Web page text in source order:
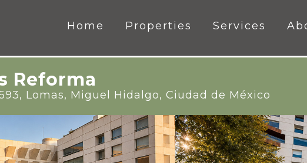
Home Properties Services
Reforma
Lomas, Miguel Hidalgo, Ciudad de México